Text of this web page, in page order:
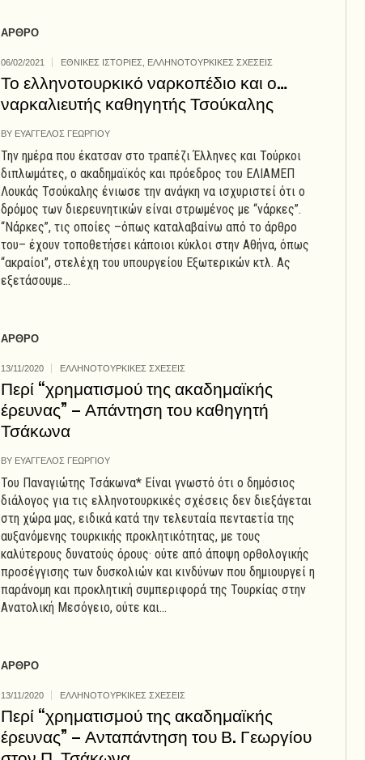
ΑΡΘΡΟ
06/02/2021 ΕΘΝΙΚΕΣ ΙΣΤΟΡΙΕΣ ΕΛΛΗΝΟΤΟΥΡΚΙΚΕΣ ΣΧΕΣΕΙΣ
Το ελληνοτουρκικό ναρκοπέδιο και ο…
ναρκαλιευτής καθηγητής Τσούκαλης
BY ΕΥΑΓΓΕΛΟΣ ΓΕΩΡΓΙΟΥ
Την ημέρα που έκατσαν στο τραπέζι Έλληνες και Τούρκοι
διπλωμάτες, ο ακαδημαϊκός και πρόεδρος του ΕΛΙΑΜΕΠ
Λουκάς Τσούκαλης ένιωσε την ανάγκη να ισχυριστεί ότι ο
δρόμος των διερευνητικών είναι στρωμένος με “νάρκες”.
“Νάρκες”, τις οποίες –όπως καταλαβαίνω από το άρθρο
του– έχουν τοποθετήσει κάποιοι κύκλοι στην Αθήνα, όπως
“ακραίοι”, στελέχη του υπουργείου Εξωτερικών κτλ. Ας
εξετάσουμε...
ΑΡΘΡΟ
13/11/2020 ΕΛΛΗΝΟΤΟΥΡΚΙΚΕΣ ΣΧΕΣΕΙΣ
Περί “χρηματισμού της ακαδημαϊκής
έρευνας” – Απάντηση του καθηγητή
Τσάκωνα
BY ΕΥΑΓΓΕΛΟΣ ΓΕΩΡΓΙΟΥ
Του Παναγιώτης Τσάκωνα* Είναι γνωστό ότι ο δημόσιος
διάλογος για τις ελληνοτουρκικές σχέσεις δεν διεξάγεται
στη χώρα μας, ειδικά κατά την τελευταία πενταετία της
αυξανόμενης τουρκικής προκλητικότητας, με τους
καλύτερους δυνατούς όρους· ούτε από άποψη ορθολογικής
προσέγγισης των δυσκολιών και κινδύνων που δημιουργεί η
παράνομη και προκλητική συμπεριφορά της Τουρκίας στην
Ανατολική Μεσόγειο, ούτε και...
ΑΡΘΡΟ
13/11/2020 ΕΛΛΗΝΟΤΟΥΡΚΙΚΕΣ ΣΧΕΣΕΙΣ
Περί “χρηματισμού της ακαδημαϊκής
έρευνας” – Ανταπάντηση του Β. Γεωργίου